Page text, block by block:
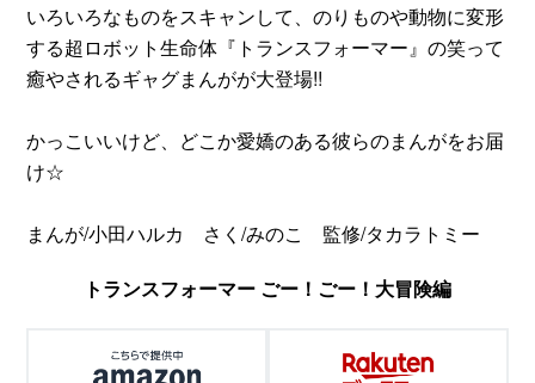
いろいろなものをスキャンして、のりものや動物に変形
する超ロボット生命体『トランスフォーマー』の笑って
癒やされるギャグまんがが大登場!!
かっこいいけど、どこか愛嬌のある彼らのまんがをお届
け☆
まんが/小田ハルカ さく/みのこ 監修/タカラトミー
トランスフォーマー ごー！ごー！大冒険編